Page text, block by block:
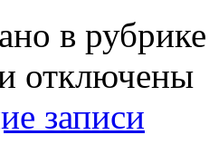
в
отключены
записи